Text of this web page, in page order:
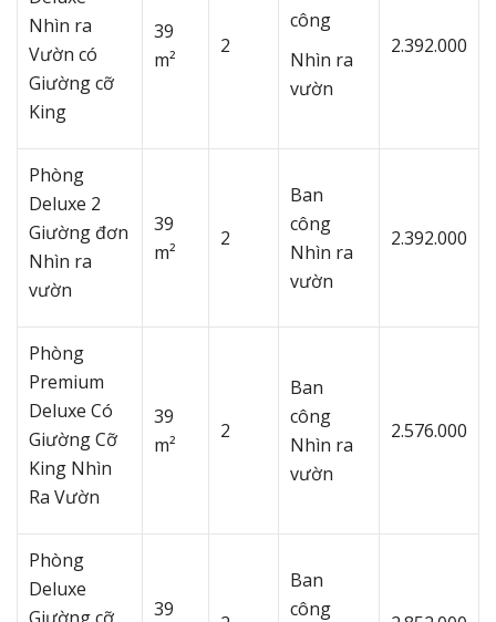
Nhìn ra
Vườn có
Giường cỡ
King
39
m²
2
công
Nhìn ra
vườn
2.392.000
Phòng
Deluxe 2
Giường đơn
Nhìn ra
vườn
39
m²
2
Ban
công
Nhìn ra
vườn
2.392.000
Phòng
Premium
Deluxe Có
Giường Cỡ
King Nhìn
Ra Vườn
39
m²
2
Ban
công
Nhìn ra
vườn
2.576.000
Phòng
Deluxe
39
Ban
công